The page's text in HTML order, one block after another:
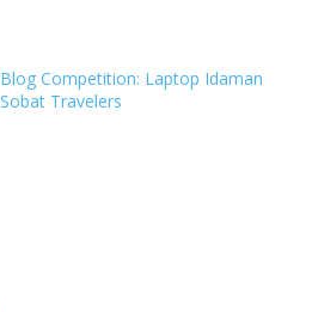
Blog Competition: Laptop Idaman
Sobat Travelers